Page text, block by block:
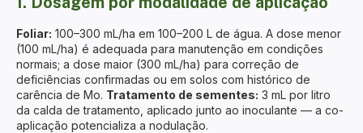
Foliar: 100–300 mL/ha em 100–200 L de água. A dose menor
(100 mL/ha) é adequada para manutenção em condições
normais; a dose maior (300 mL/ha) para correção de
deficiências confirmadas ou em solos com histórico de
carência de Mo. Tratamento de sementes: 3 mL por litro
da calda de tratamento, aplicado junto ao inoculante — a co-
aplicação potencializa a nodulação.